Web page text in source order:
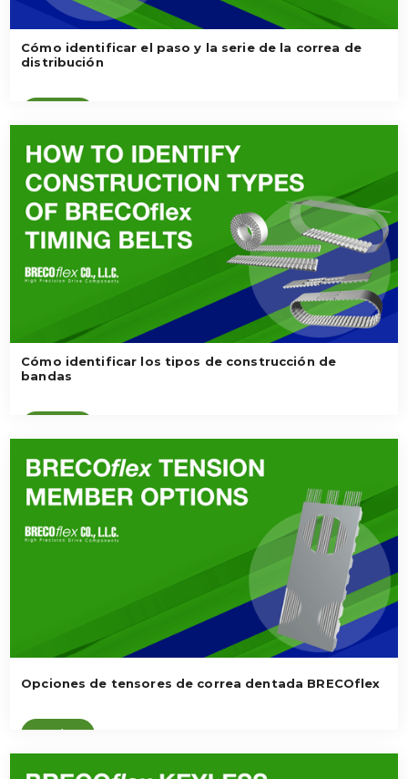
Cómo identificar el paso y la serie de la correa de
distribución
Cómo identificar los tipos de construcción de
bandas
Opciones de tensores de correa dentada BRECOflex
Ver vídeo